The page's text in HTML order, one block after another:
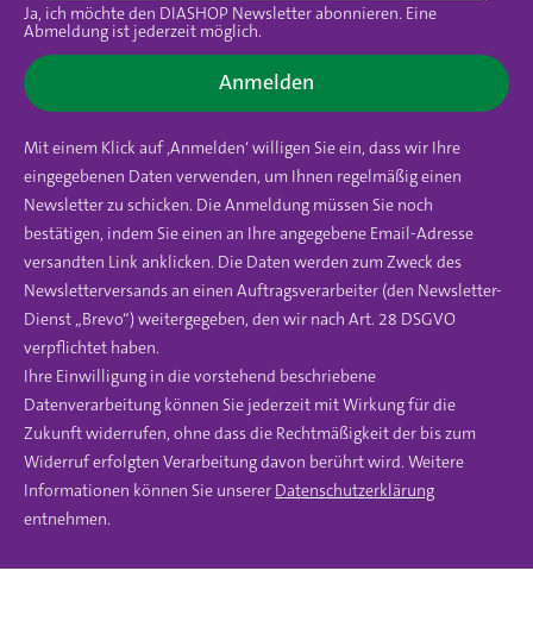
Ja, ich möchte den DIASHOP Newsletter abonnieren. Eine
Abmeldung ist jederzeit möglich.
Anmelden
Mit einem Klick auf ‚Anmelden‘ willigen Sie ein, dass wir Ihre
eingegebenen Daten verwenden, um Ihnen regelmäßig einen
Newsletter zu schicken. Die Anmeldung müssen Sie noch
bestätigen, indem Sie einen an Ihre angegebene Email-Adresse
versandten Link anklicken. Die Daten werden zum Zweck des
Newsletterversands an einen Auftragsverarbeiter (den Newsletter-
Dienst „Brevo“) weitergegeben, den wir nach Art. 28 DSGVO
verpflichtet haben.
Ihre Einwilligung in die vorstehend beschriebene
Datenverarbeitung können Sie jederzeit mit Wirkung für die
Zukunft widerrufen, ohne dass die Rechtmäßigkeit der bis zum
Widerruf erfolgten Verarbeitung davon berührt wird. Weitere
Informationen können Sie unserer Datenschutzerklärung
entnehmen.